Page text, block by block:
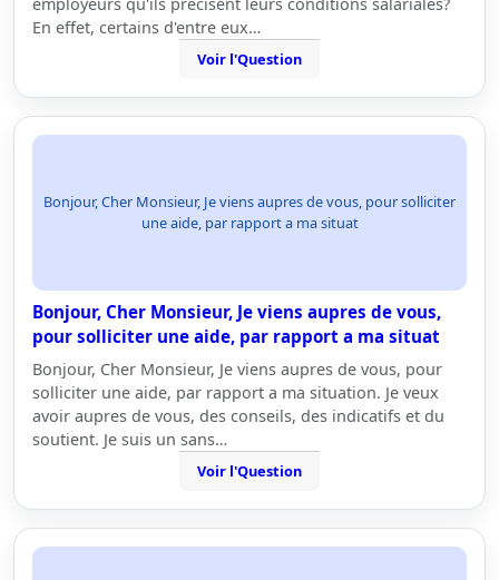
En effet, certains d'entre eux…
Voir l'Question
Bonjour, Cher Monsieur, Je viens aupres de vous, pour solliciter
une aide, par rapport a ma situat
Bonjour, Cher Monsieur, Je viens aupres de vous,
pour solliciter une aide, par rapport a ma situat
Bonjour, Cher Monsieur, Je viens aupres de vous, pour
solliciter une aide, par rapport a ma situation. Je veux
avoir aupres de vous, des conseils, des indicatifs et du
soutient. Je suis un sans…
Voir l'Question